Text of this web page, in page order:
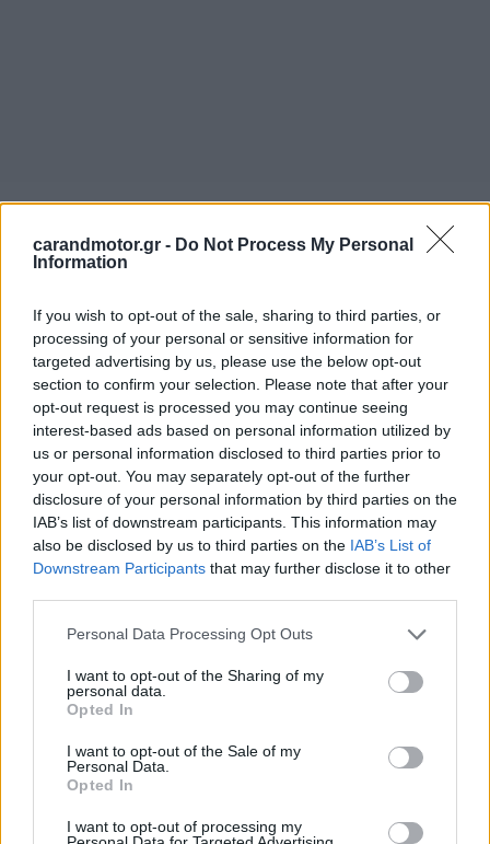
carandmotor.gr - Do Not Process My Personal
Information
If you wish to opt-out of the sale, sharing to third parties, or
processing of your personal or sensitive information for
targeted advertising by us, please use the below opt-out
section to confirm your selection. Please note that after your
opt-out request is processed you may continue seeing
interest-based ads based on personal information utilized by
us or personal information disclosed to third parties prior to
your opt-out. You may separately opt-out of the further
disclosure of your personal information by third parties on the
IAB’s list of downstream participants. This information may
also be disclosed by us to third parties on the IAB’s List of
Downstream Participants that may further disclose it to other
Please note that this website/app uses one or more Google
not limited to your visit or usage behaviour. You may click to
grant or deny consent to Google and its third-party tags to
use your data for below specified purposes in below Google
consent section.
Personal Data Processing Opt Outs
I want to opt-out of the Sharing of my
personal data.
Opted In
I want to opt-out of the Sale of my
Personal Data.
Opted In
I want to opt-out of processing my
Η ίδια διαδικασία μπορεί να επαναλαμβάνεται και μετά το
δεύτερο κύκλο ζωής των αυτοκινήτων, ώστενα
προκύψει και τρίτος. Μετά και από τον τρίτο κύκλο, η
εταιρεία θα ανακυκλώνει τα αυτοκίνηταμε τον πιο
αποδοτικό τρόπο καθώς προοδεύει η αντίστοιχη
Συγκεκριμένα, θα προσπαθεί να αντλεί από τα αυτοκίνητα
όσο το δυνατόν περισσότερα εξαρτήματά
του δύναται
να χρησιμοποιηθούν ξανά, είτε σε άλλα αυτοκίνητα είτε σε
τη διαδικασία, φυσικά, θα έχει η
ανακατασκευή και
ανακύκλωση των μπαταριών
αυτοκινήτων.